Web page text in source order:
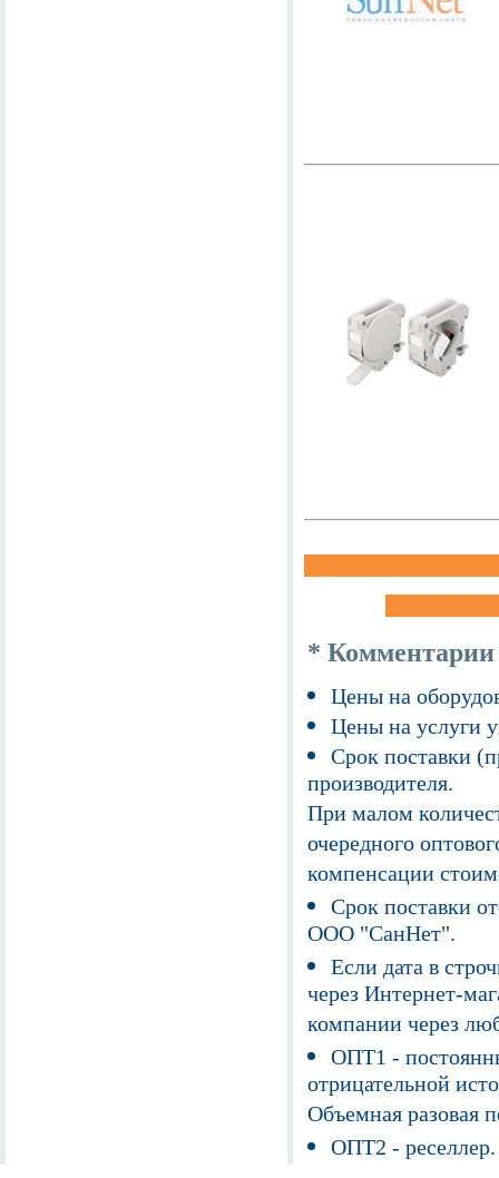
* Комментарии
Цены на
Цены на услуги
Срок поставки
производителя.
При малом
очередного
компенсации
Срок поставки
ООО "СанНет".
Если дата в
через Интернет-
компании через
ОПТ1 -
отрицательной
Объемная разовая
ОПТ2 -